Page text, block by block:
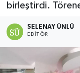
birleştirdi.
SELENAY ÜNLÜ
EDITÖR